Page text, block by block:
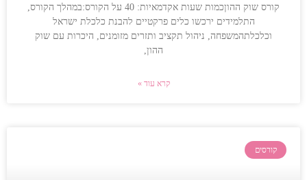
קורס שוק ההוןכמות שעות אקדמאיות: 40 על הקורס:במהלך הקורס,
התלמידים ירכשו כלים פרקטיים להבנת כלכלת ישראל
וכלכלתהמשפחה, ניהול תקציב ותזרים מזומנים, היכרות עם שוק
ההון,
קרא עוד »
קורסים